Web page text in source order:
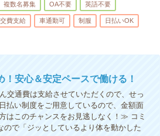
複数名募集 OA不要 英語不要
交費支給 車通勤可 制服 日払いOK
安心＆安定ペースで働ける！
通費は支給させていただくので、せっ
払い制度をご用意しているので、金額面
はこのチャンスをお見逃しなく！≫ コミ
で「ジッとしているより体を動かした